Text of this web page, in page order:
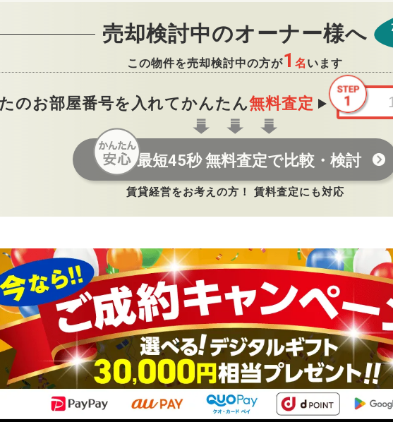
売却検討中のオーナー様へ
この物件を売却検討中の方が1 名 います
のお部屋番号を入れてかんたん無料査定
最短45秒 無料査定で比較・検討
賃貸経営をお考えの方！ 賃料査定にも対応